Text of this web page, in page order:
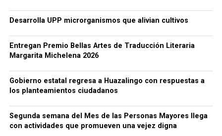
Desarrolla UPP microrganismos que alivian cultivos
Entregan Premio Bellas Artes de Traducción Literaria
Margarita Michelena 2026
Gobierno estatal regresa a Huazalingo con respuestas a
los planteamientos ciudadanos
Segunda semana del Mes de las Personas Mayores llega
con actividades que promueven una vejez digna